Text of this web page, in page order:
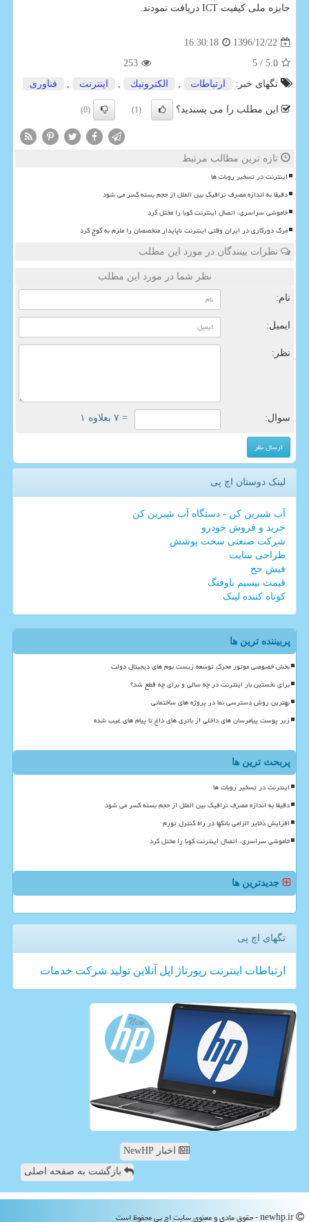
جایزه ملی كیفیت ICT دریافت نمودند.
1396/12/22
16:30:18
5.0
/ 5
253
تگهای خبر:
ارتباطات , الكترونیك , اینترنت , فناوری
این مطلب را می پسندید؟ (1)
(0)
تازه ترین مطالب مرتبط
اینترنت در تسخیر روبات ها
دقیقا به اندازه مصرف ترافیک بین الملل از حجم بسته کسر می شود
خاموشی سراسری، اتصال اینترنت کوبا را مختل کرد
مرگ دورکاری در ایران وقتی اینترنت ناپایدار متخصصان را ملزم به کوچ کرد
نظرات بینندگان در مورد این مطلب
نظر شما در مورد این مطلب
نام:
ایمیل:
نظر:
سوال: = ۷ بعلاوه ۱
لینک دوستان اچ پی
آب شیرین کن - دستگاه آب شیرین کن
خرید و فروش خودرو
شرکت صنعتی سخت پوشش
طراحی سایت
فیش حج
قیمت بیسیم باوفنگ
کوتاه کننده لینک
پربیننده ترین ها
بخش خصوصی موتور محرک توسعه زیست بوم های دیجیتال دولت
برای نخستین بار اینترنت در چه سالی و برای چه قطع شد؟
بهترین روش دسترسی نما در پروژه های ساختمانی
زیر پوست پیامرسان های داخلی از باتری های داغ تا پیام های غیب شده
پربحث ترین ها
اینترنت در تسخیر روبات ها
دقیقا به اندازه مصرف ترافیک بین الملل از حجم بسته کسر می شود
افزایش ذخایر الزامی بانکها در راه کنترل تورم
خاموشی سراسری، اتصال اینترنت کوبا را مختل کرد
جدیدترین ها
تگهای اچ پی
ارتباطات اینترنت رپورتاژ اپل آنلاین تولید شركت خدمات
اخبار NewHP
بازگشت به صفحه اصلی